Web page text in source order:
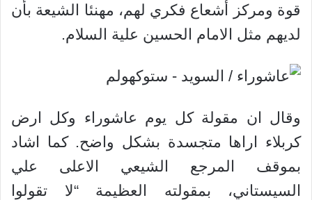
قوة ومركز أشعاع فكري لهم، مهنئا الشيعة بأن
لديهم مثل الامام الحسين علية السلام.
وقال ان مقولة كل يوم عاشوراء وكل ارض
كربلاء اراها متجسدة بشكل واضح. كما اشاد
بموقف المرجع الشيعي الاعلى علي
السيستاني، بمقولته العظيمة “لا تقولوا